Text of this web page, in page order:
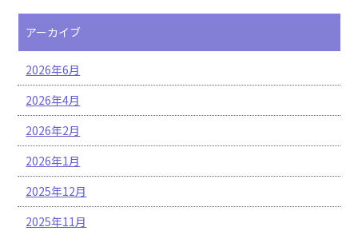
アーカイブ
2026年6月
2026年4月
2026年2月
2026年1月
2025年12月
2025年11月